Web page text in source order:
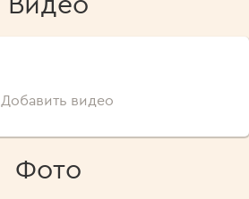
Добавить видео
Фото